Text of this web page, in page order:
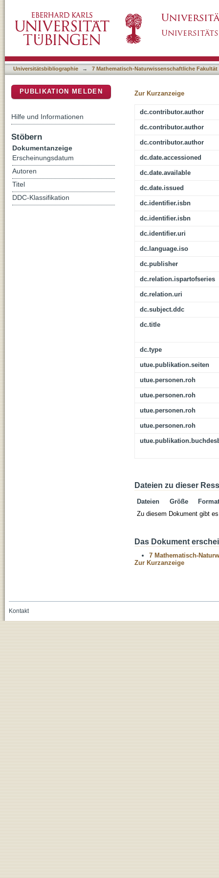
Imaging
Universitätsbibliographie → 7 Mathematisch-Naturwissenschaftliche Fakultät
Zur Kurzanzeige
dc.contributor.author
dc.contributor.author
dc.contributor.author
dc.date.accessioned
dc.date.available
dc.date.issued
dc.identifier.isbn
dc.identifier.isbn
dc.identifier.uri
dc.language.iso
dc.publisher
dc.relation.ispartofseries
dc.relation.uri
dc.subject.ddc
dc.title
dc.type
utue.publikation.seiten
utue.personen.roh
utue.personen.roh
utue.personen.roh
utue.personen.roh
Dateien zu dieser
Dateien Größe
Format
Zu diesem Dokument gibt
Das Dokument
7 Mathematisch-
Zur Kurzanzeige
PUBLIKATION MELDEN
Hilfe und Informationen
Stöbern
Dokumentanzeige
Erscheinungsdatum
Autoren
Titel
DDC-Klassifikation
Kontakt